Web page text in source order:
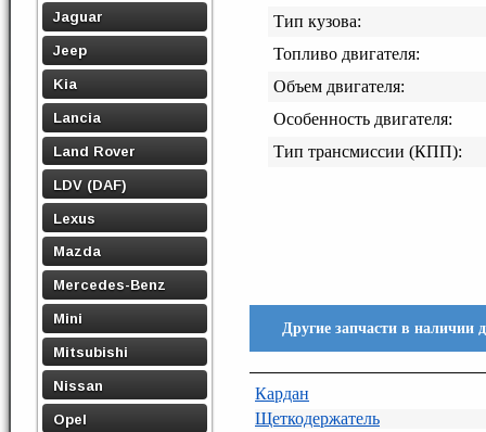
Jaguar
Jeep
Kia
Lancia
Land Rover
LDV (DAF)
Lexus
Mazda
Mercedes-Benz
Mini
Mitsubishi
Nissan
Opel
Тип кузова:
Топливо двигателя:
Объем двигателя:
Особенность двигателя:
Тип трансмиссии (КПП):
Другие запчасти в наличии
Кардан
Щеткодержатель